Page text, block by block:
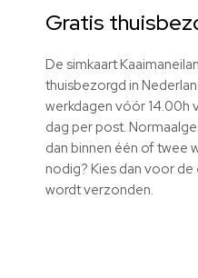
Gratis
De simkaart
thuisbezorgd in
werkdagen vóór 14.00h
dag per post.
dan binnen één of twee
nodig? Kies dan voor de
wordt verzonden.